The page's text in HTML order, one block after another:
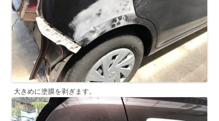
大きめに塗膜を剥ぎます。